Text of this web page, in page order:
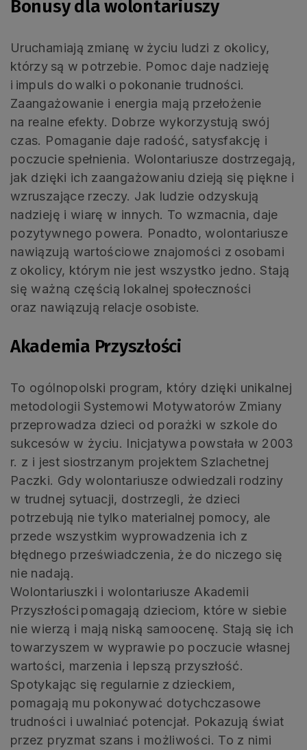
Bonusy dla wolontariuszy
Uruchamiają zmianę w życiu ludzi z okolicy,
którzy są w potrzebie. Pomoc daje nadzieję
i impuls do walki o pokonanie trudności.
Zaangażowanie i energia mają przełożenie
na realne efekty. Dobrze wykorzystują swój
czas. Pomaganie daje radość, satysfakcję i
poczucie spełnienia. Wolontariusze dostrzegają,
jak dzięki ich zaangażowaniu dzieją się piękne i
wzruszające rzeczy. Jak ludzie odzyskują
nadzieję i wiarę w innych. To wzmacnia, daje
pozytywnego powera. Ponadto, wolontariusze
nawiązują wartościowe znajomości z osobami
z okolicy, którym nie jest wszystko jedno. Stają
się ważną częścią lokalnej społeczności
oraz nawiązują relacje osobiste.
Akademia Przyszłości
To ogólnopolski program, który dzięki unikalnej
metodologii Systemowi Motywatorów Zmiany
przeprowadza dzieci od porażki w szkole do
sukcesów w życiu. Inicjatywa powstała w 2003
r. z i jest siostrzanym projektem Szlachetnej
Paczki. Gdy wolontariusze odwiedzali rodziny
w trudnej sytuacji, dostrzegli, że dzieci
potrzebują nie tylko materialnej pomocy, ale
przede wszystkim wyprowadzenia ich z
błędnego przeświadczenia, że do niczego się
nie nadają.
Wolontariuszki i wolontariusze Akademii
Przyszłości pomagają dzieciom, które w siebie
nie wierzą i mają niską samoocenę. Stają się ich
towarzyszem w wyprawie po poczucie własnej
wartości, marzenia i lepszą przyszłość.
Spotykając się regularnie z dzieckiem,
pomagają mu pokonywać dotychczasowe
trudności i uwalniać potencjał. Pokazują świat
przez pryzmat szans i możliwości. To z nimi